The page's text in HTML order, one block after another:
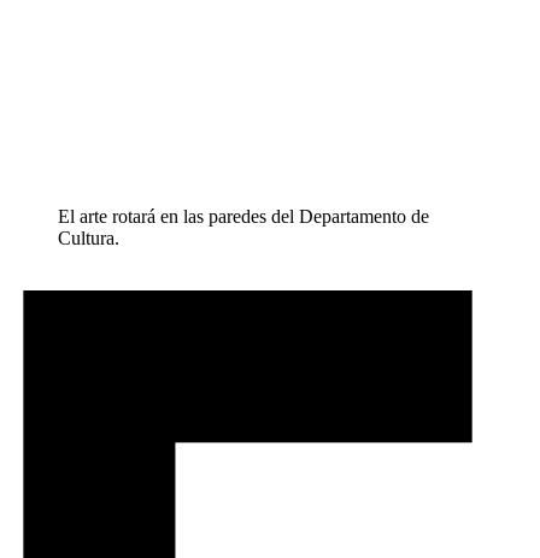
El arte rotará en las paredes del Departamento de
Cultura.